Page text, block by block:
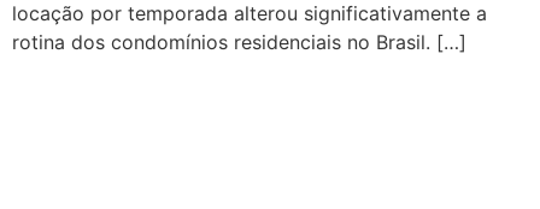
locação por temporada alterou significativamente a
rotina dos condomínios residenciais no Brasil. […]